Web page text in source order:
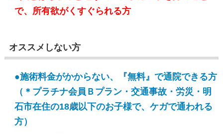
で、所有欲がくすぐられる方
オススメしない方
●施術料金がかからない、『無料』で通院できる方
（＊プラチナ会員Ｂプラン・交通事故・労災・明
石市在住の18歳以下のお子様で、ケガで通われる
方）